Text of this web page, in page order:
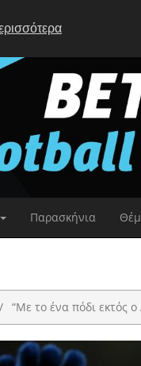
Παρασκήνια
“Με το ένα πόδι εκτός ο